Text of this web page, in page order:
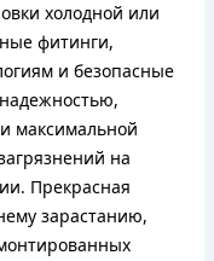
холодной или
фитинги,
и безопасные
максимальной
на
Прекрасная
зарастанию,